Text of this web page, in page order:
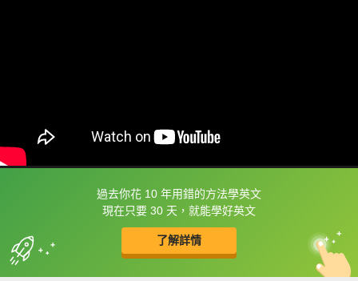
過去你花 10 年用錯的方法學英文
現在只要 30 天，就能學好英文
了解詳情
框選或點兩下字幕可以直接查字典喔！